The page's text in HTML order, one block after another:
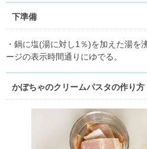
下準備
・鍋に塩(湯に対し1％)を加えた湯を
ージの表示時間通りにゆでる。
かぼちゃのクリームパスタの作り方